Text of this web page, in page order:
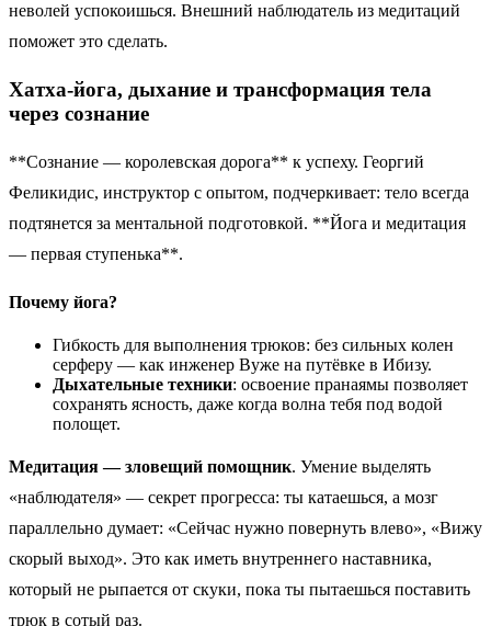
неволей успокоишься. Внешний наблюдатель из медитаций
поможет это сделать.
Хатха-йога, дыхание и трансформация тела
через сознание
**Сознание — королевская дорога** к успеху. Георгий
Феликидис, инструктор с опытом, подчеркивает: тело всегда
подтянется за ментальной подготовкой. **Йога и медитация
— первая ступенька**.
Почему йога?
Гибкость для выполнения трюков: без сильных колен
серферу — как инженер Вуже на путёвке в Ибизу.
Дыхательные техники: освоение пранаямы позволяет
сохранять ясность, даже когда волна тебя под водой
полощет.
Медитация — зловещий помощник. Умение выделять
«наблюдателя» — секрет прогресса: ты катаешься, а мозг
параллельно думает: «Сейчас нужно повернуть влево», «Вижу
скорый выход». Это как иметь внутреннего наставника,
который не рыпается от скуки, пока ты пытаешься поставить
трюк в сотый раз.